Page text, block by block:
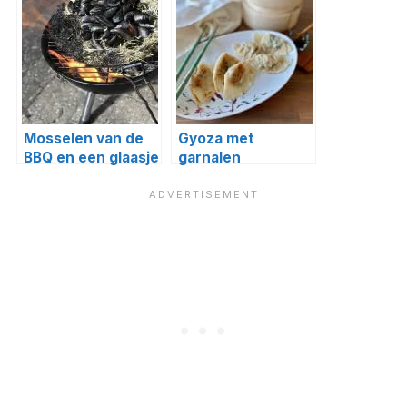
Mosselen van de
BBQ en een glaasje
Gyoza met
garnalen